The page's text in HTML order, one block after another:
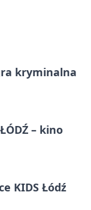
kryminalna
– kino
KIDS Łódź